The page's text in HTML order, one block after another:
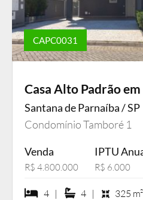
CAPC0031
Casa Alto Padrão
Santana de Parnaíba / SP
Condomínio Tamboré 1
Venda
R$ 4.800.000
IPTU
R$ 6.000
4 dormiórios
4 | 4 suítes
4 | 325 m²